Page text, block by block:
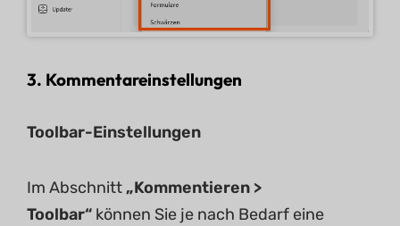
3. Kommentareinstellungen
Toolbar-Einstellungen
Im Abschnitt„Kommentieren >
Toolbar“ können Sie je nach Bedarf eine